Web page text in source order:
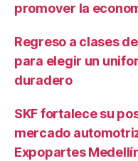
promover la
Regreso a clases
para elegir un
duradero
SKF fortalece su
mercado
Expopartes